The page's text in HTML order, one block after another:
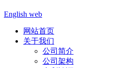
English web
网站首页
关于我们
公司简介
公司架构